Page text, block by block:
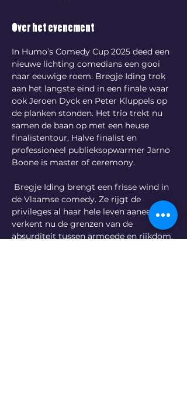
Over het evenement
In Humo’s Comedy Cup 2025 deed een
nieuwe lichting comedians een gooi
naar eeuwige roem. Bregje Iding trok
aan het langste eind in een finale waar
ook Jeroen Dyck en Peter Kluppels op
de planken stonden. Het trio trekt nu
samen de baan op met een heuse
finalistentour. Halve finalist en
professioneel publieksopwarmer Jarno
Boone is master of ceremony.
de Vlaamse comedy. Ze rijgt de
privileges al haar hele leven aaneen en
verkent nu de grenzen van de
absurditeit tussen armoede en rijkdom.